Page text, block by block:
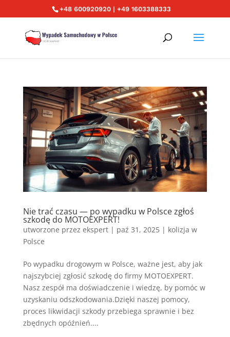
+48 600920920 | +49 1603388333
Nie trać czasu — po wypadku w Polsce zgłoś
szkodę do MOTOEXPERT!
utworzone przez ekspert| paź 31, 2025| kolizja w
Polsce
Po wypadku drogowym w Polsce, ważne jest, aby jak
najszybciej zgłosić szkodę do firmy MOTOEXPERT.
Nasz zespół ma doświadczenie i wiedzę, by pomóc w
uzyskaniu odszkodowania.Dzięki naszej pomocy,
proces likwidacji szkody przebiega sprawnie i bez
zbędnych opóźnień....